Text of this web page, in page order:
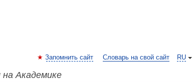
RU
Запомнить сайт Словарь на свой сайт
на Академике